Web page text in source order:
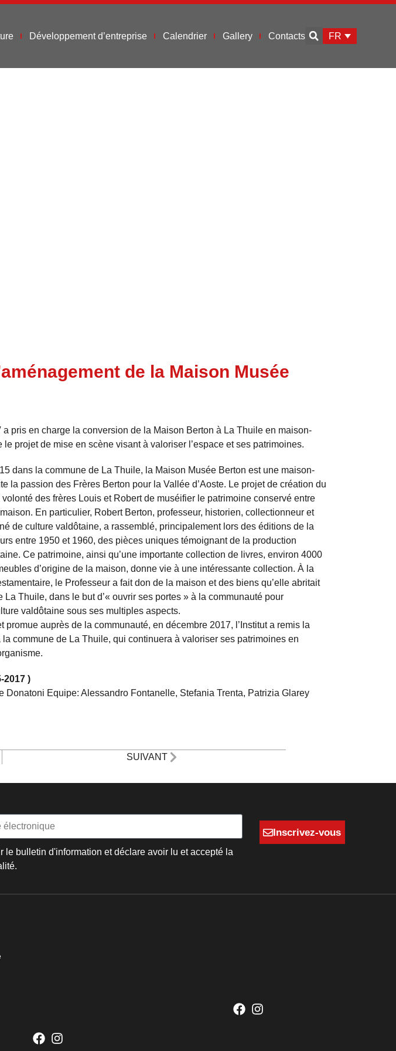
Développement d’entreprise Calendrier Gallery Contacts FR
de la Maison Musée
a pris en charge la conversion de la Maison Berton à La Thuile en maison-
le projet de mise en scène visant à valoriser l’espace et ses patrimoines.
dans la commune de La Thuile, la Maison Musée Berton est une maison-
la passion des Frères Berton pour la Vallée d’Aoste. Le projet de création du
des frères Louis et Robert de muséifier le patrimoine conservé entre
En particulier, Robert Berton, professeur, historien, collectionneur et
de culture valdôtaine, a rassemblé, principalement lors des éditions de la
entre 1950 et 1960, des pièces uniques témoignant de la production
Ce patrimoine, ainsi qu’une importante collection de livres, environ 4000
d’origine de la maison, donne vie à une intéressante collection. À la
le Professeur a fait don de la maison et des biens qu’elle abritait
La Thuile, dans le but d’« ouvrir ses portes » à la communauté pour
valdôtaine sous ses multiples aspects.
promue auprès de la communauté, en décembre 2017, l’Institut a remis la
la commune de La Thuile, qui continuera à valoriser ses patrimoines en
2017 )
Donatoni Equipe: Alessandro Fontanelle, Stefania Trenta, Patrizia Glarey
SUIVANT
le bulletin d'information et déclare avoir lu et accepté la
Inscrivez-vous